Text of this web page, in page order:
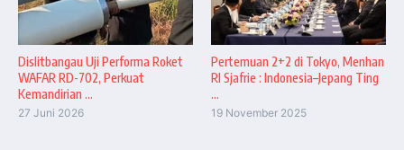
Dislitbangau Uji Performa Roket
WAFAR RD-702, Perkuat
Kemandirian ...
27 Juni 2026
Pertemuan 2+2 di Tokyo, Menhan
RI Sjafrie : Indonesia–Jepang Ting
...
19 November 2025